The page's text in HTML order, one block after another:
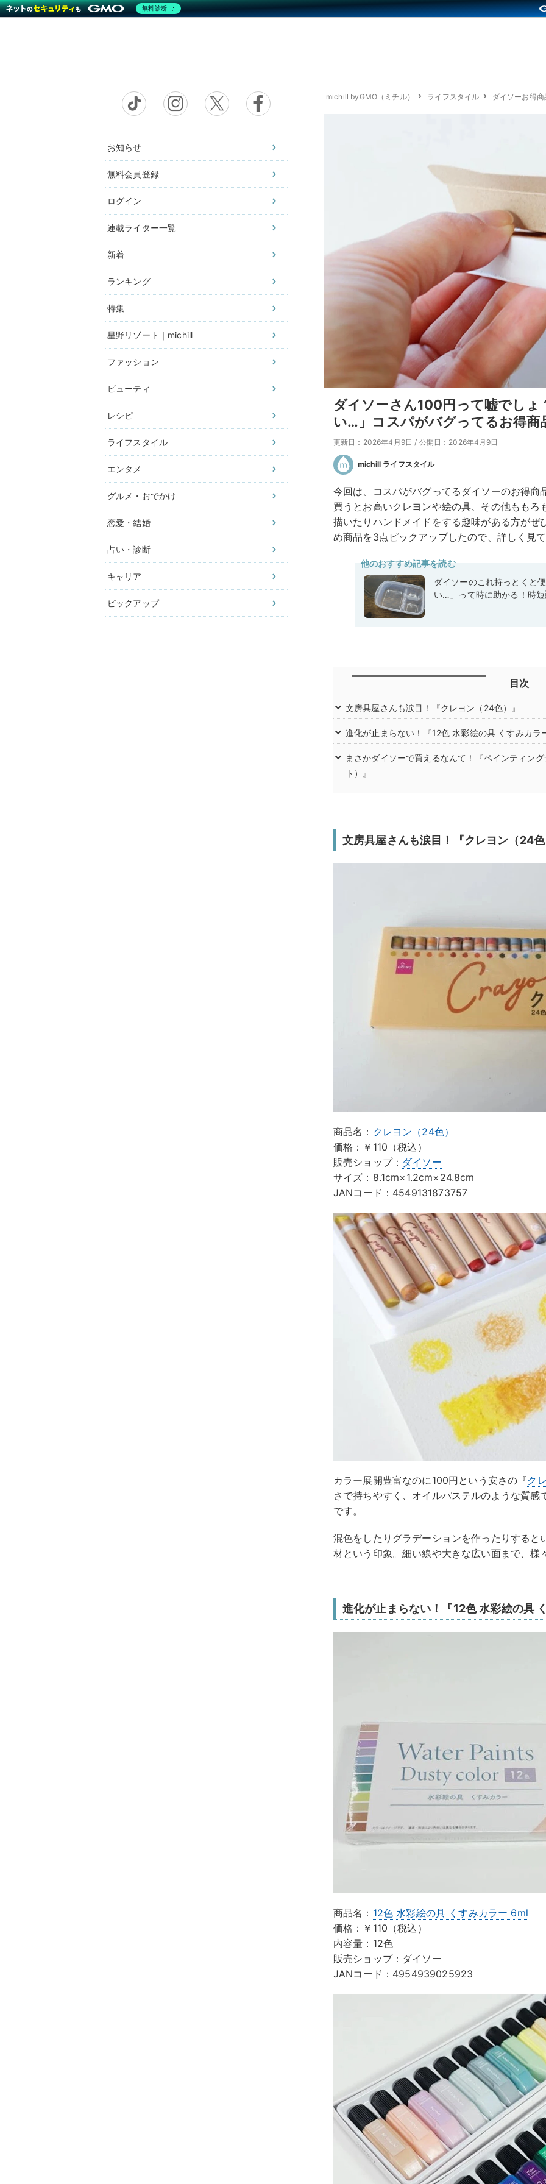
お知らせ
無料会員登録
ログイン
連載ライター一覧
新着
ランキング
特集
星野リゾート｜michill
ファッション
ビューティ
レシピ
ライフスタイル
エンタメ
グルメ・おでかけ
恋愛・結婚
占い・診断
キャリア
ピックアップ
michill byGMO（ミチル） ライフスタイル ダイソーお得商
ダイソーさん100円って嘘でしょ
い…」コスパがバグってるお得商
更新日：2026年4月9日 / 公開日：2026年4月9日
michill ライフスタイル
今回は、コスパがバグってるダイソーのお得
買うとお高いクレヨンや絵の具、その他もも
描いたりハンドメイドをする趣味がある方がぜ
め商品を3点ピックアップしたので、詳しく見
他のおすすめ記事を読む
ダイソーのこれ持っとくと
い…」って時に助かる！時
目次
文房具屋さんも涙目！『クレヨン（24色）』
進化が止まらない！『12色 水彩絵の具 くすみカラ
まさかダイソーで買えるなんて！『ペインティン
ト）』
文房具屋さんも涙目！『クレヨン（24
商品名： クレヨン（24色）
価格：￥110（税込）
販売ショップ： ダイソー
サイズ：8.1cm×1.2cm×24.8cm
JANコード：4549131873757
カラー展開豊富なのに100円という安さの『ク
さで持ちやすく、オイルパステルのような質
です。
混色をしたりグラデーションを作ったりすると
材という印象。細い線や大きな広い面まで、様
進化が止まらない！『12色 水彩絵の具
商品名： 12色 水彩絵の具 くすみカラー 6ml
価格：￥110（税込）
内容量：12色
販売ショップ：ダイソー
JANコード：4954939025923
無料診断